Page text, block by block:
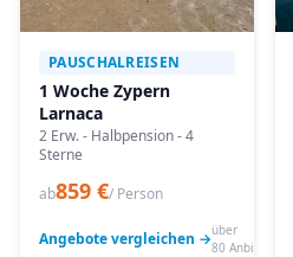
PAUSCHALREISEN
1 Woche Zypern
Larnaca
2 Erw. - Halbpension - 4
Sterne
ab859 €/ Person
Angebote vergleichen →über
80 Anbieter